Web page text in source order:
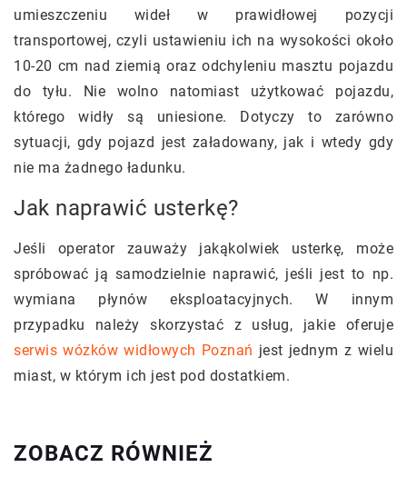
umieszczeniu wideł w prawidłowej pozycji
transportowej, czyli ustawieniu ich na wysokości około
10-20 cm nad ziemią oraz odchyleniu masztu pojazdu
do tyłu. Nie wolno natomiast użytkować pojazdu,
którego widły są uniesione. Dotyczy to zarówno
sytuacji, gdy pojazd jest załadowany, jak i wtedy gdy
nie ma żadnego ładunku.
Jak naprawić usterkę?
Jeśli operator zauważy jakąkolwiek usterkę, może
spróbować ją samodzielnie naprawić, jeśli jest to np.
wymiana płynów eksploatacyjnych. W innym
przypadku należy skorzystać z usług, jakie oferuje
serwis wózków widłowych Poznań jest jednym z wielu
miast, w którym ich jest pod dostatkiem.
ZOBACZ RÓWNIEŻ